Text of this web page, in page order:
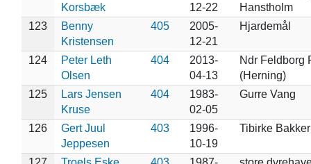
Korsbæk
12-22
Hanstholm
123
Benny
Kristensen
405
2005-
12-21
Hjardemål
124
Peter Leth
Olsen
404
2013-
04-13
Ndr Feldborg
(Herning)
125
Lars Jensen
Kruse
404
1983-
02-05
Gurre Vang
126
Gert Juul
Jeppesen
403
1996-
10-19
Tibirke Bakker